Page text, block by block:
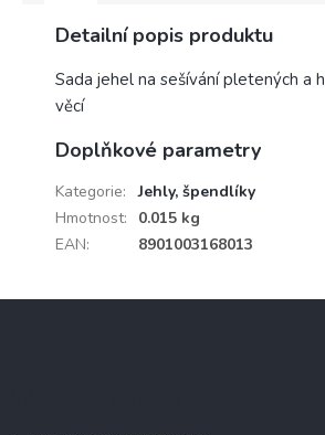
Detailní popis produktu
Sada jehel na sešívání pletených a
věcí
Doplňkové parametry
Kategorie:
Jehly, špendlíky
Hmotnost:
0.015 kg
EAN: 8901003168013